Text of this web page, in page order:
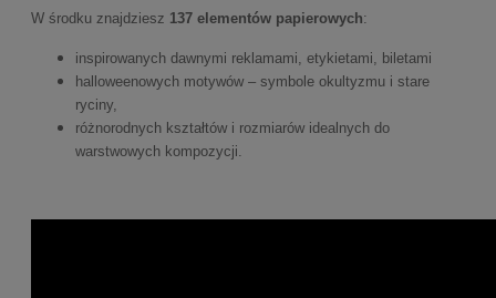
W środku znajdziesz 137 elementów papierowych:
inspirowanych dawnymi reklamami, etykietami, biletami
halloweenowych motywów – symbole okultyzmu i stare
ryciny,
różnorodnych kształtów i rozmiarów idealnych do
warstwowych kompozycji.